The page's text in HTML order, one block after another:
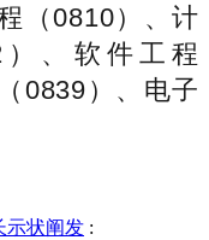
（0810）、计
、软件工程
0839）、电子
示状阐发 :